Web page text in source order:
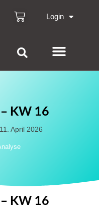
Login
KW 16
11. April 2026
KW 16